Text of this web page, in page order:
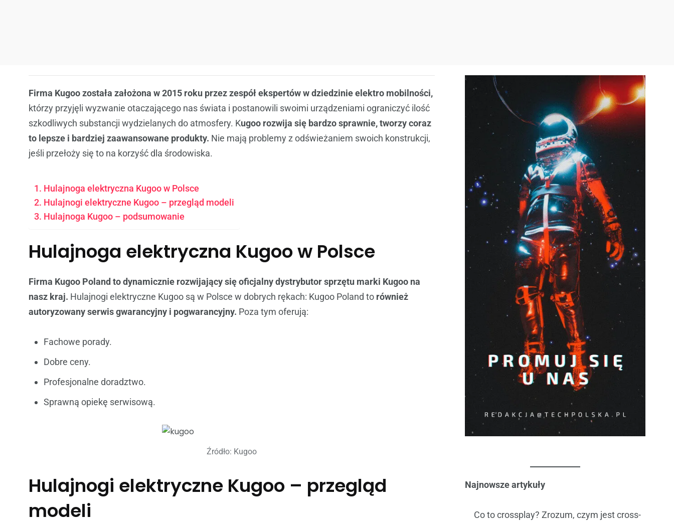
Firma Kugoo została założona w 2015 roku przez zespół ekspertów w dziedzinie elektro mobilności,
którzy przyjęli wyzwanie otaczającego nas świata i postanowili swoimi urządzeniami ograniczyć ilość
szkodliwych substancji wydzielanych do atmosfery. Kugoo rozwija się bardzo sprawnie, tworzy coraz
to lepsze i bardziej zaawansowane produkty. Nie mają problemy z odświeżaniem swoich konstrukcji,
jeśli przełoży się to na korzyść dla środowiska.
Hulajnoga elektryczna Kugoo w Polsce
Hulajnogi elektryczne Kugoo – przegląd modeli
Hulajnoga Kugoo – podsumowanie
Hulajnoga elektryczna Kugoo w Polsce
Firma Kugoo Poland to dynamicznie rozwijający się oficjalny dystrybutor sprzętu marki Kugoo na
nasz kraj. Hulajnogi elektryczne Kugoo są w Polsce w dobrych rękach: Kugoo Poland to również
autoryzowany serwis gwarancyjny i pogwarancyjny. Poza tym oferują:
Fachowe porady.
Dobre ceny.
Profesjonalne doradztwo.
Sprawną opiekę serwisową.
Źródło: Kugoo
Hulajnogi elektryczne Kugoo – przegląd
modeli
Najnowsze artykuły
Co to crossplay? Zrozum, czym jest cross-